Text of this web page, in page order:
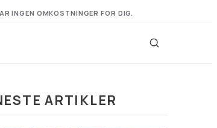
INGEN OMKOSTNINGER FOR DIG.
ARTIKLER